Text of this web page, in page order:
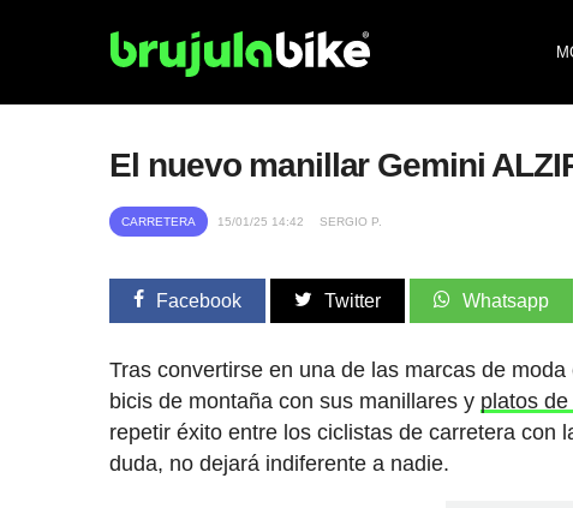
El nuevo manillar Gemini
CARRETERA 15/01/25 14:42 SERGIO P.
Facebook Twitter Whatsapp
Tras convertirse en una de las marcas de
bicis de montaña con sus manillares y platos
repetir éxito entre los ciclistas de carretera con
duda, no dejará indiferente a nadie.